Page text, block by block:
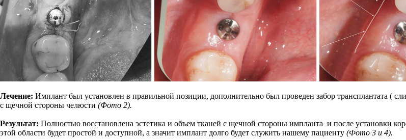
Лечение: Имплант был установлен в правильной позиции, дополнительно был проведен забор трансплантата (
с щечной стороны челюсти (Фото 2).
Результат: Полностью восстановлена эстетика и объем тканей с щечной стороны импланта и после установки
этой области будет простой и доступной, а значит имплант долго будет служить нашему пациенту (Фото 3 и 4).